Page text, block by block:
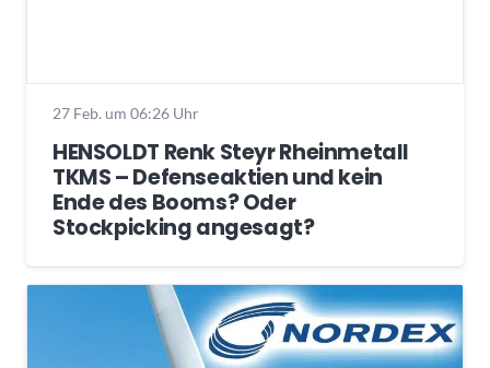
27 Feb. um 06:26 Uhr
HENSOLDT Renk Steyr Rheinmetall
TKMS – Defenseaktien und kein
Ende des Booms? Oder
Stockpicking angesagt?